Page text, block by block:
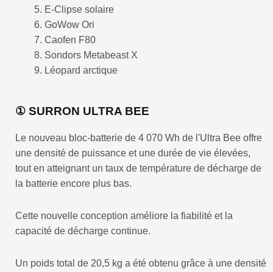
E-Clipse solaire
GoWow Ori
Caofen F80
Sondors Metabeast X
Léopard arctique
① SURRON ULTRA BEE
Le nouveau bloc-batterie de 4 070 Wh de l'Ultra Bee offre
une densité de puissance et une durée de vie élevées,
tout en atteignant un taux de température de décharge de
la batterie encore plus bas.
Cette nouvelle conception améliore la fiabilité et la
capacité de décharge continue.
Un poids total de 20,5 kg a été obtenu grâce à une densité